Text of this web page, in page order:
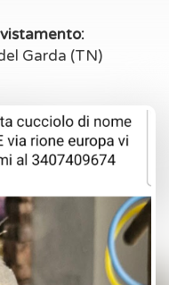
Garda (TN)